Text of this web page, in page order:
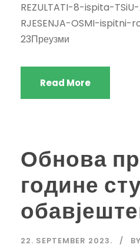
REZULTATI-8-ispita-
RJESENJA-OSMI-ispitni-
23Преузми
Read More
Обнова
године
22. SEPTEMBER 2023. BY